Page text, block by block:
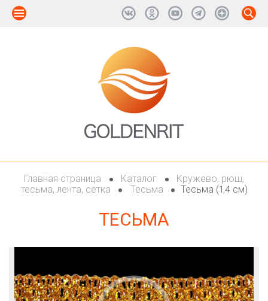
Главная страница Каталог
Кружево, рюш,
тесьма, лента, сетка
Тесьма Тесьма (1,4 см)
ТЕСЬМА